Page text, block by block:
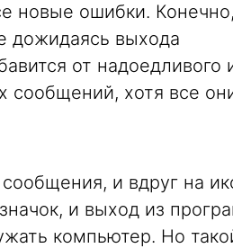
новые ошибки. Конечно,
дожидаясь выхода
от надоедливого
сообщений, хотя все
и вдруг на
и выход из
компьютер. Но